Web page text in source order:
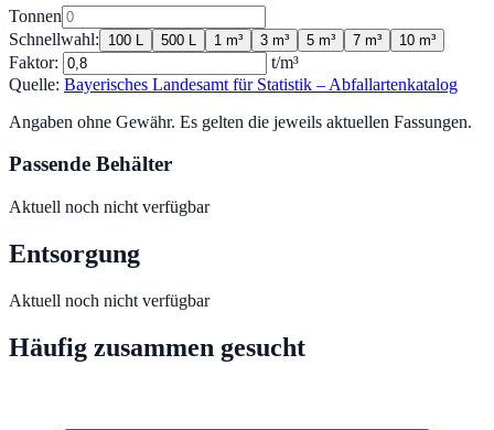
Tonnen
Schnellwahl:
100 L 500 L 1 m³ 3 m³ 5 m³ 7 m³ 10 m³
Faktor:
t/m³
Quelle: Bayerisches Landesamt für Statistik – Abfallartenkatalog
Angaben ohne Gewähr. Es gelten die jeweils aktuellen Fassungen.
Passende Behälter
Aktuell noch nicht verfügbar
Entsorgung
Aktuell noch nicht verfügbar
Häufig zusammen gesucht